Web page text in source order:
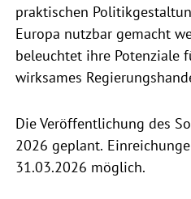
praktischen
Europa nutzbar gemacht
beleuchtet ihre Potenziale
wirksames
Die Veröffentlichung des
2026 geplant.
31.03.2026 möglich.